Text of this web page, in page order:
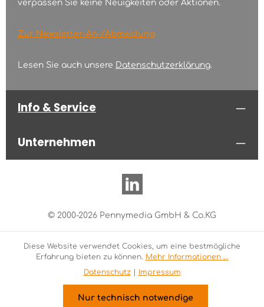
verpassen Sie keine Neuigkeiten oder Aktionen.
Zur Newsletter-An-/Abmeldung
Lesen Sie auch unsere Datenschutzerklärung.
Info & Service
Unternehmen
© 2000-2026 Pennymedia GmbH & Co.KG
Diese Website verwendet Cookies, um eine bestmögliche
Erfahrung bieten zu können. Mehr Informationen ...
Datenschutz| Impressum
Nur technisch notwendige